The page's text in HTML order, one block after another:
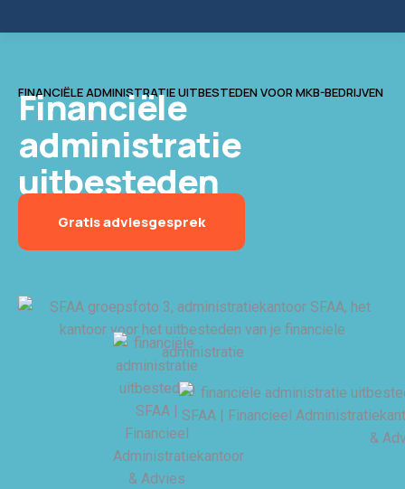
FINANCIËLE ADMINISTRATIE UITBESTEDEN VOOR MKB-BEDRIJVEN
Financiële
administratie
uitbesteden
Gratis adviesgesprek